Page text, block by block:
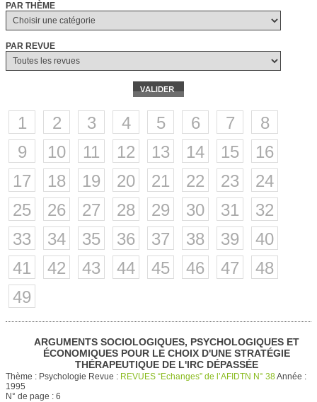
PAR THÈME
PAR REVUE
1 2 3 4 5 6 7
8
9
10 11 12 13 14 15
16
17
18 19 20 21 22 23
24
25
26 27 28 29 30 31
32
33
34 35 36 37 38 39
40
41
42 43 44 45 46 47
48
49
ARGUMENTS SOCIOLOGIQUES, PSYCHOLOGIQUES ET
ÉCONOMIQUES POUR LE CHOIX D'UNE STRATÉGIE
THÉRAPEUTIQUE DE L'IRC DÉPASSÉE
Thème : Psychologie Revue : REVUES “Echanges” de l’AFIDTN N° 38Année :
1995
N° de page : 6